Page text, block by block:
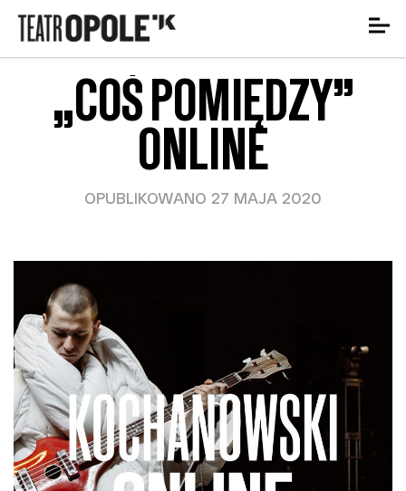
„COŚ POMIĘDZY”
ONLINE
OPUBLIKOWANO 27 MAJA 2020